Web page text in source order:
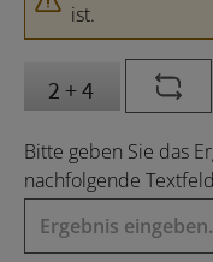
ist.
Bitte geben Sie das
nachfolgende